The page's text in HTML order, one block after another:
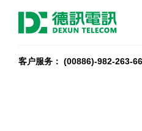
客户服务： (00886)-982-263-